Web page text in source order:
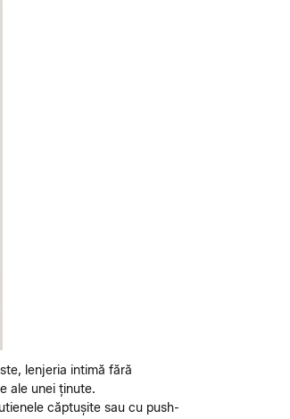
lenjeria intimă fără
ale unei ținute.
căptușite sau cu push-